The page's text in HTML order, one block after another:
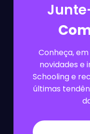
Conheça,
novidades e
Schooling e
últimas